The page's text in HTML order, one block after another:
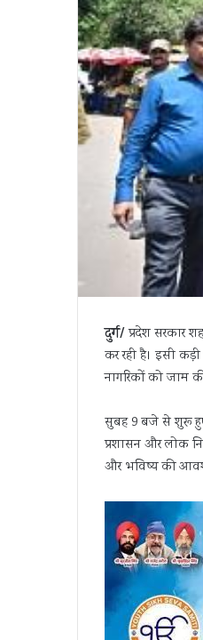
दुर्ग/प्रदेश सरकार
कर रही है। इसी
नागरिकों को जाम
सुबह 9 बजे से शुरू हुए
प्रशासन और लोक
और भविष्य की